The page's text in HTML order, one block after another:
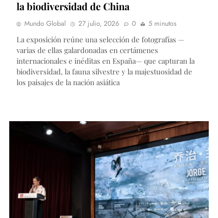
la biodiversidad de China
Mundo Global 27 julio, 2026 0
5 minutos
La exposición reúne una selección de fotografías —
varias de ellas galardonadas en certámenes
internacionales e inéditas en España— que capturan la
biodiversidad, la fauna silvestre y la majestuosidad de
los paisajes de la nación asiática